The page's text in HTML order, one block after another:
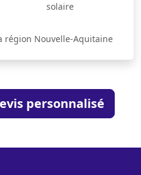
solaire
région Nouvelle-Aquitaine
personnalisé